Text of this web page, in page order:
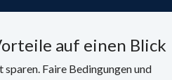
auf einen Blick
Faire Bedingungen und